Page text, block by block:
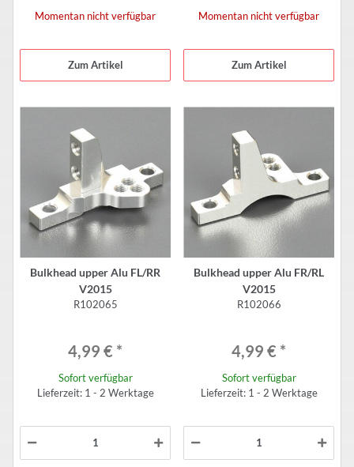
Momentan nicht verfügbar
Zum Artikel
Momentan nicht verfügbar
Zum Artikel
Bulkhead upper Alu FL/RR
V2015
R102065
4,99 € *
Sofort verfügbar
Lieferzeit: 1 - 2 Werktage
Bulkhead upper Alu FR/RL
V2015
R102066
4,99 € *
Sofort verfügbar
Lieferzeit: 1 - 2 Werktage